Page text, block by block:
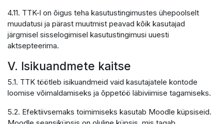
4.11. TTK-l on õigus teha kasutustingimustes ühepoolselt
muudatusi ja pärast muutmist peavad kõik kasutajad
järgmisel sisselogimisel kasutustingimusi uuesti
aktsepteerima.
V. Isikuandmete kaitse
5.1. TTK töötleb isikuandmeid vaid kasutajatele kontode
loomise võimaldamiseks ja õppetöö läbiviimise tagamiseks.
5.2. Efektiivsemaks toimimiseks kasutab Moodle küpsiseid.